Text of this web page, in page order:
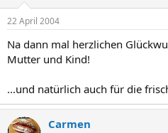
22 April 2004
Na dann mal herzlichen
Mutter und Kind!
...und natürlich auch für die
Carmen